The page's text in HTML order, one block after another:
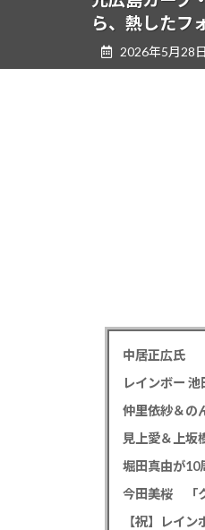
ッ
移
ら、熱したフ
2026年5月28日
仲里依紗＆
見上愛＆上
堀田真由が
今田美桜 「
【祝】レイ